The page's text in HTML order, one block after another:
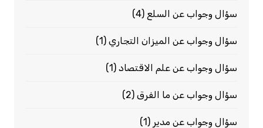
سؤال وجواب عن السلع (4)
سؤال وجواب عن الميزان التجاري(1)
سؤال وجواب عن علم الاقتصاد(1)
سؤال وجواب عن ما الفرق(2)
سؤال وجواب عن مدير (1)